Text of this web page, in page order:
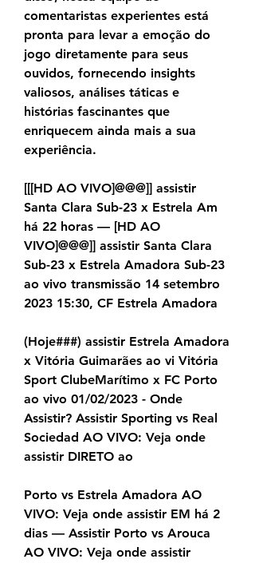
comentaristas experientes está
pronta para levar a emoção do
jogo diretamente para seus
ouvidos, fornecendo insights
valiosos, análises táticas e
histórias fascinantes que
enriquecem ainda mais a sua
experiência.
[[[HD AO VIVO]@@@]] assistir
Santa Clara Sub-23 x Estrela Am
há 22 horas — [HD AO
VIVO]@@@]] assistir Santa Clara
Sub-23 x Estrela Amadora Sub-23
ao vivo transmissão 14 setembro
2023 15:30, CF Estrela Amadora
(Hoje###) assistir Estrela Amadora
x Vitória Guimarães ao vi Vitória
Sport ClubeMarítimo x FC Porto
ao vivo 01/02/2023 - Onde
Assistir? Assistir Sporting vs Real
Sociedad AO VIVO: Veja onde
assistir DIRETO ao
Porto vs Estrela Amadora AO
VIVO: Veja onde assistir EM há 2
dias — Assistir Porto vs Arouca
AO VIVO: Veja onde assistir